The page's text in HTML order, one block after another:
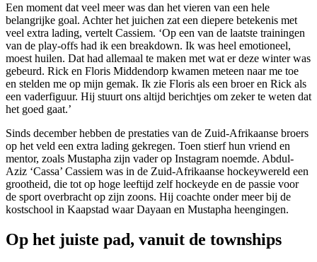
Een moment dat veel meer was dan het vieren van een hele
belangrijke goal. Achter het juichen zat een diepere betekenis met
veel extra lading, vertelt Cassiem. ‘Op een van de laatste trainingen
van de play-offs had ik een breakdown. Ik was heel emotioneel,
moest huilen. Dat had allemaal te maken met wat er deze winter was
gebeurd. Rick en Floris Middendorp kwamen meteen naar me toe
en stelden me op mijn gemak. Ik zie Floris als een broer en Rick als
een vaderfiguur. Hij stuurt ons altijd berichtjes om zeker te weten dat
het goed gaat.’
Sinds december hebben de prestaties van de Zuid-Afrikaanse broers
op het veld een extra lading gekregen. Toen stierf hun vriend en
mentor, zoals Mustapha zijn vader op Instagram noemde. Abdul-
Aziz ‘Cassa’ Cassiem was in de Zuid-Afrikaanse hockeywereld een
grootheid, die tot op hoge leeftijd zelf hockeyde en de passie voor
de sport overbracht op zijn zoons. Hij coachte onder meer bij de
kostschool in Kaapstad waar Dayaan en Mustapha heengingen.
Op het juiste pad, vanuit de townships